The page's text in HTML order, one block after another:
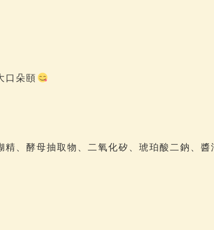
口朵頤
、酵母抽取物、二氧化矽、琥珀酸二鈉、醬